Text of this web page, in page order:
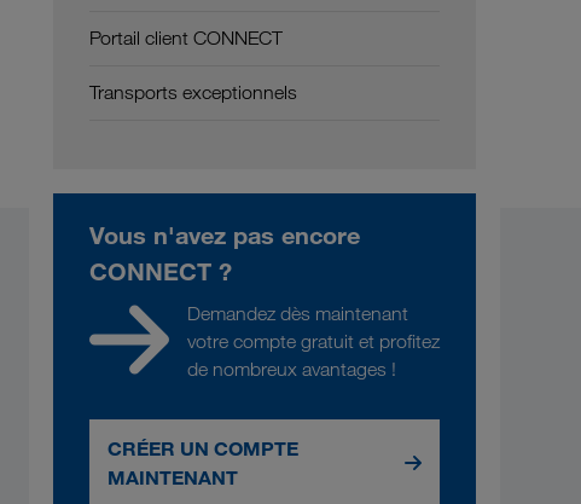
Portail client CONNECT
Transports exceptionnels
Vous n'avez pas encore
CONNECT ?
Demandez dès maintenant
votre compte gratuit et profitez
de nombreux avantages !
CRÉER UN COMPTE
MAINTENANT